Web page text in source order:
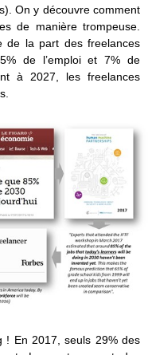
On y découvre comment
de manière trompeuse.
de la part des freelances
de l’emploi et 7% de
à 2027, les freelances
! En 2017, seuls 29% des